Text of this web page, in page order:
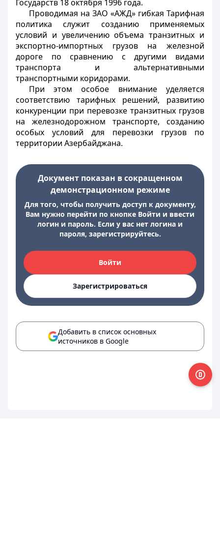
Государств 18 октября 1996 года.
Проводимая на ЗАО «АЖД» гибкая Тарифная
политика служит созданию применяемых
условий и увеличению объема транзитных и
экспортно-импортных грузов на железной
дороге по сравнению с другими видами
транспорта и альтернативными
транспортными коридорами.
При этом особое внимание уделяется
соответствию тарифных решений, развитию
конкуренции при перевозке транзитных грузов
на железнодорожном транспорте, созданию
особых условий для перевозки грузов по
территории Азербайджана.
Документ показан в сокращенном
демонстрационном режиме
Для того, чтобы получить доступ к документу,
Вам нужно перейти по кнопке Войти и ввести
логин и пароль. Если у вас нет логина и
пароля, зарегистрируйтесь.
Войти
Зарегистрироваться
Добавить в список основных
источников в Google